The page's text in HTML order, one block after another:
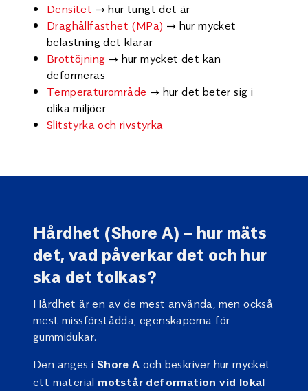
Densitet → hur tungt det är
Draghållfasthet (MPa) → hur mycket
belastning det klarar
Brottöjning → hur mycket det kan
deformeras
Temperaturområde → hur det beter sig i
olika miljöer
Slitstyrka och rivstyrka
Hårdhet (Shore A) – hur mäts
det, vad påverkar det och hur
ska det tolkas?
Hårdhet är en av de mest använda, men också
mest missförstådda, egenskaperna för
gummidukar.
Den anges i Shore A och beskriver hur mycket
ett material motstår deformation vid lokal